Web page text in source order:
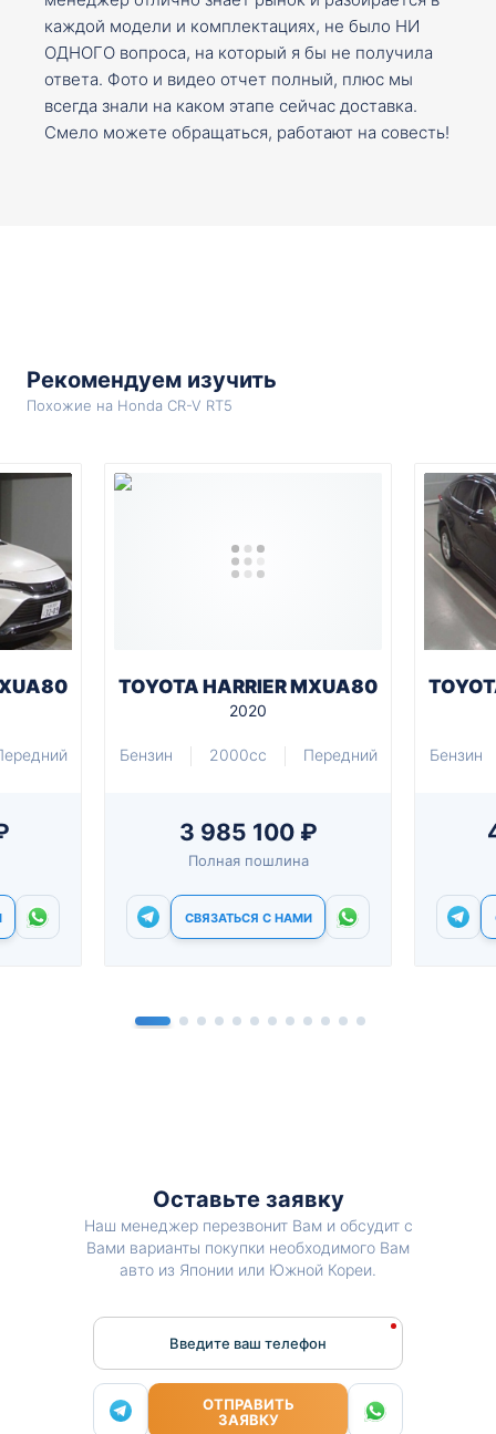
каждой модели и комплектациях, не было НИ
ОДНОГО вопроса, на который я бы не получила
ответа. Фото и видео отчет полный, плюс мы
всегда знали на каком этапе сейчас доставка.
Смело можете обращаться, работают на совесть!
Рекомендуем изучить
Похожие на Honda CR-V RT5
TOYOTA HARRIER MXUA80
2020
Бензин 2000cc Передний
3 985 100 ₽
Полная пошлина
СВЯЗАТЬСЯ С НАМИ
Бензин
Оставьте заявку
Наш менеджер перезвонит Вам и обсудит с
Вами варианты покупки необходимого Вам
авто из Японии или Южной Кореи.
Введите ваш телефон
ОТПРАВИТЬ
ЗАЯВКУ